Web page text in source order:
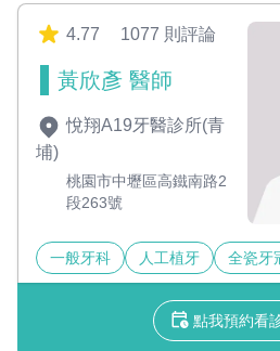
4.77 1077 則評論
黃欣彥 醫師
悅翔A19牙醫診所(青
埔)
桃園市中壢區高鐵南路2
段263號
一般牙科 人工植牙 全瓷牙
點我預約看